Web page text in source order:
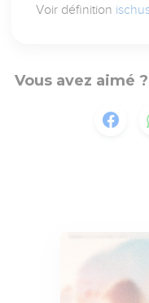
Voir définition
Vous avez aimé